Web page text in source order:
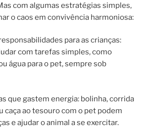
com algumas estratégias simples,
o caos em convivência harmoniosa:
para as crianças:
com tarefas simples, como
água para o pet, sempre sob
que gastem energia: bolinha, corrida
caça ao tesouro com o pet podem
e ajudar o animal a se exercitar.